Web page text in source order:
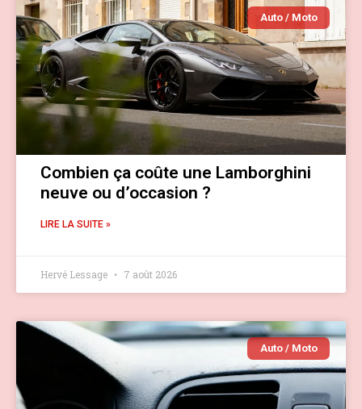
Auto / Moto
Combien ça coûte une Lamborghini
neuve ou d’occasion ?
LIRE LA SUITE »
Hervé Lessage 7 août 2026
Auto / Moto